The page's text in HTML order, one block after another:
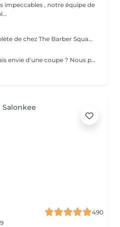
impeccables , notre équipe de
Découvrez l'expérience complète de chez The Barber Squad ! Shampooing & soins profonds + Coupe complète + Coiffage. Taille de Barbe & Contours à la lame & soins régénérant + Serviette Chaude & Froide + Nettoyage exfoliant du visage + Vapeur + Massage Relaxant + After Shave + Huile à barbe + Hydratation de la peau . Pour que votre expérience chez nous soit optimal , une boisson de votre choix vous est offerte !
Aucun créneau disponible mais envie d'une coupe ? Nous pouvons vous proposer un rendez-vous avant ou après nos horaires, ou durant la pause. Pour cette prestation, merci de contacter directement le shop.
490